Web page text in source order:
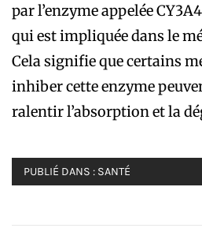
par l’enzyme appelée
qui est impliquée dans le
Cela signifie que certains
inhiber cette enzyme
ralentir l’absorption et la
PUBLIÉ DANS : SANTÉ